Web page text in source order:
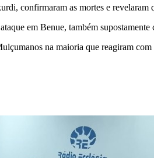
confirmaram as mortes e
em Benue, também
na maioria que reagiram